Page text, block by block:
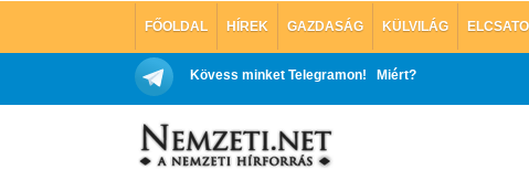
FŐOLDAL HÍREK GAZDASÁG KÜLVILÁG
Kövess minket Telegramon! Miért?